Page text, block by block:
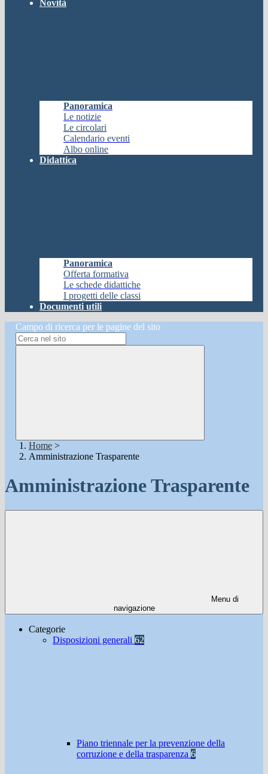
Novità
Panoramica
Le notizie
Le circolari
Calendario eventi
Albo online
Didattica
Panoramica
Offerta formativa
Le schede didattiche
I progetti delle classi
Documenti utili
Campo di ricerca per le pagine del sito
Home >
Amministrazione Trasparente
Amministrazione Trasparente
Menu di
navigazione
Categorie
Disposizioni generali 62
Piano triennale per la prevenzione della
corruzione e della trasparenza 6